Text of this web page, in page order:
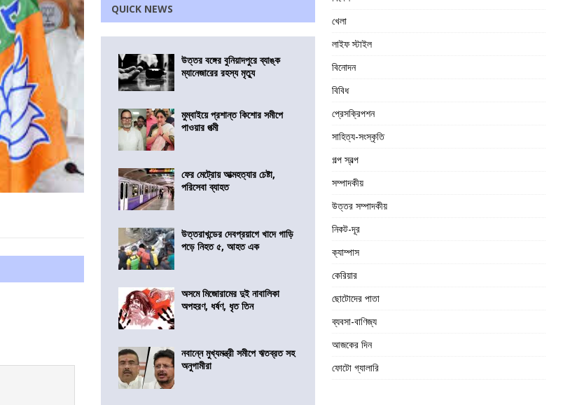
QUICK NEWS
উত্তর বঙ্গের বুনিয়াদপুরে ব্যাঙ্ক
ম্যানেজারের রহস্য মৃত্যু
মুম্বাইয়ে প্রশান্ত কিশোর সমীপে
পাওয়ার পত্মী
ফের মেট্রোয় আত্মহত্যার চেষ্টা,
পরিসেবা ব্যাহত
উত্তরাখন্ডের দেবপ্রয়াগে খাদে গাড়ি
পড়ে নিহত ৫, আহত এক
অসমে মিজোরামের দুই নাবালিকা
অপহরণ, ধর্ষণ, ধৃত তিন
নবান্নে মুখ্যমন্ত্রী সমীপে ঋতব্রত সহ
অনুগামীরা
খেলা
লাইফ স্টাইল
বিনোদন
বিবিধ
প্রেসক্রিপশন
সাহিত্য-সংস্কৃতি
গল্প স্বল্প
সম্পাদকীয়
উত্তর সম্পাদকীয়
নিকট-দূর
ক্যাম্পাস
কেরিয়ার
ছোটোদের পাতা
ব্যবসা-বাণিজ্য
আজকের দিন
ফোটো গ্যালারি